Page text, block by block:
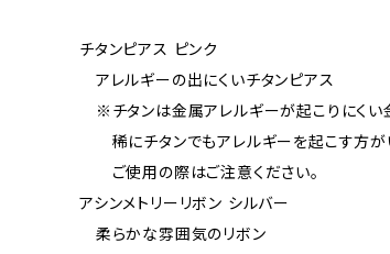
チタンピアス ピンク
アレルギーの出にくいチタンピアス
※チタンは金属アレルギーが起こりにくい
稀にチタンでもアレルギーを起こす方がい
ご使用の際はご注意ください。
アシンメトリーリボン シルバー
柔らかな雰囲気のリボン